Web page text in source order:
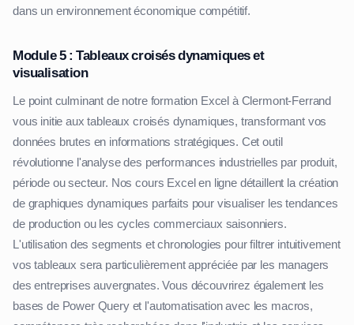
dans un environnement économique compétitif.
Module 5 : Tableaux croisés dynamiques et
visualisation
Le point culminant de notre formation Excel à Clermont-Ferrand
vous initie aux tableaux croisés dynamiques, transformant vos
données brutes en informations stratégiques. Cet outil
révolutionne l'analyse des performances industrielles par produit,
période ou secteur. Nos cours Excel en ligne détaillent la création
de graphiques dynamiques parfaits pour visualiser les tendances
de production ou les cycles commerciaux saisonniers.
L'utilisation des segments et chronologies pour filtrer intuitivement
vos tableaux sera particulièrement appréciée par les managers
des entreprises auvergnates. Vous découvrirez également les
bases de Power Query et l'automatisation avec les macros,